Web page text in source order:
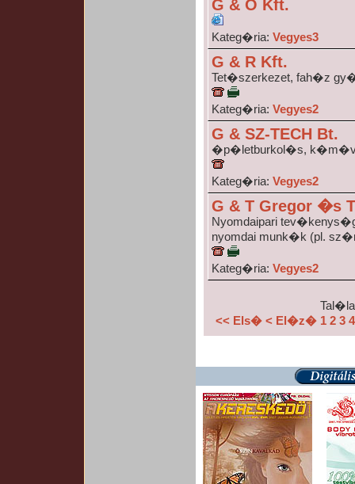
G & O Kft.
Kateg�ria: Vegyes3
G & R Kft.
Tet�szerkezet, fah�z
Kateg�ria: Vegyes2
G & SZ-TECH Bt.
�p�letburkol�s,
Kateg�ria: Vegyes2
G & T Gregor �s
Nyomdaipari
nyomdai munk�k (pl.
Kateg�ria: Vegyes2
<< Els� < El�z� 1 2 3 4